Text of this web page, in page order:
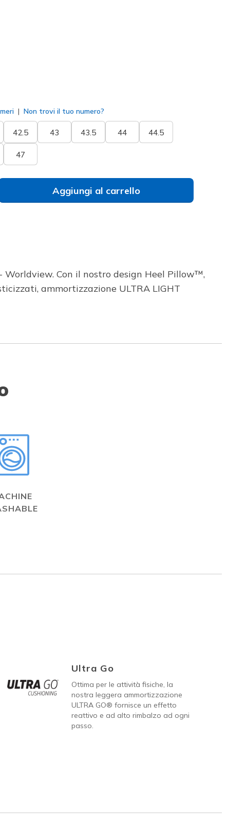
Non trovi il tuo numero?
42.5 43 43.5 44 44.5
47
Aggiungi al carrello
Con il nostro design Heel Pillow™,
ammortizzazione ULTRA LIGHT
Ultra Go
Ottima per le attività fisiche, la
nostra leggera ammortizzazione
ULTRA GO® fornisce un effetto
reattivo e ad alto rimbalzo ad ogni
passo.